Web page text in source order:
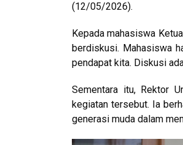
(12/05/2026).
Kepada mahasiswa
berdiskusi. Mahasiswa
pendapat kita. Diskusi
Sementara itu, Rektor
kegiatan tersebut. Ia
generasi muda dalam